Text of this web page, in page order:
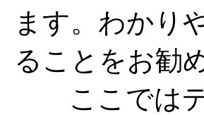
ます。わかり
ることをお勧
ここではデ